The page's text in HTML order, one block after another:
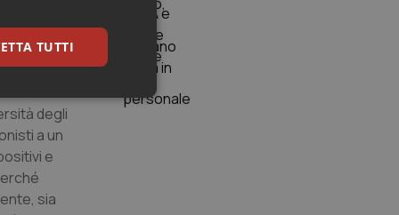
pasti
il
l’attività
degli
a un
e
sia
TUTTI